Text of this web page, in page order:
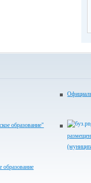
образование"
образование